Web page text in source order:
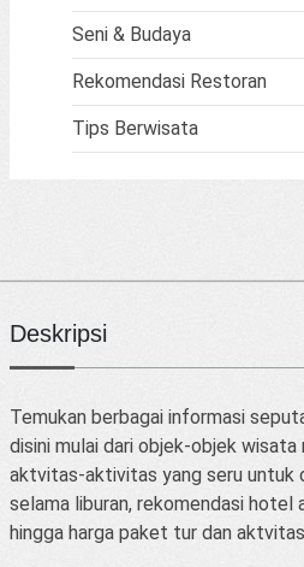
Seni & Budaya
Rekomendasi Restoran
Tips Berwisata
Deskripsi
Temukan berbagai informasi
disini mulai dari objek-objek wisata
aktvitas-aktivitas yang seru untuk
selama liburan, rekomendasi hotel
hingga harga paket tur dan